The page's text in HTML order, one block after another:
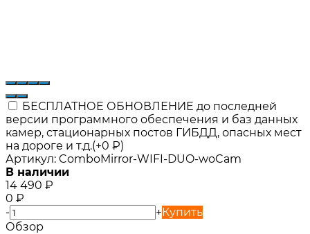
БЕСПЛАТНОЕ ОБНОВЛЕНИЕ до последней
версии программного обеспечения и баз данных
камер, стационарных постов ГИБДД, опасных мест
на дороге и т.д.(+0 ₽)
Артикул: ComboMirror-WIFI-DUO-woCam
В наличии
14 490 ₽
0 ₽
-
+Купить
Обзор